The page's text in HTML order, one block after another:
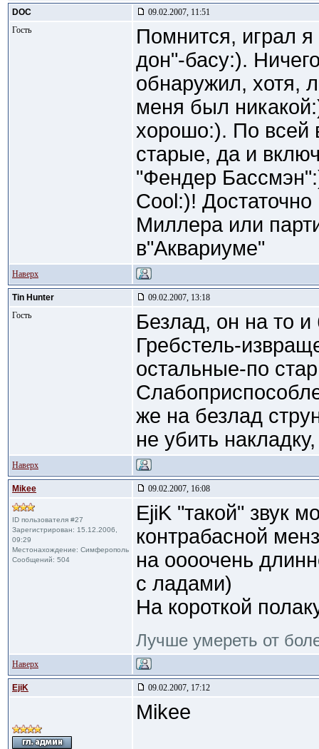
DOC
09.02.2007, 11:51
Гость
Помнится, играл
дон"-басу:).
обнаружил, хотя,
меня был
хорошо:). По всей
старые, да и
"Фендер
Cool:)!
Миллера или
в"Аквариуме"
Наверх
Tin Hunter
09.02.2007, 13:18
Гость
Безлад, он на то
Гребстель-
остальные-по
же на безлад
не убить
Наверх
Mikee 09.02.2007, 16:08
ID пользователя #27
Зарегистрирован: 15.12.2006,
09:29
Местонахождение: Симферополь
Сообщений: 504
EjiK "такой" звук
контрабасной
на оооочень
с ладами)
На короткой
Лучше умереть от
Наверх
EjiK 09.02.2007, 17:12
Mikee